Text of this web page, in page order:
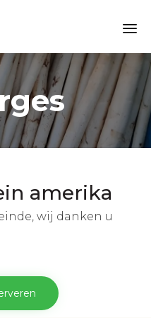
to
amerika
wij danken u